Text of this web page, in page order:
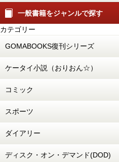
一般書籍をジャンルで探す
カテゴリー
GOMABOOKS復刊シリーズ
ケータイ小説（おりおん☆）
コミック
スポーツ
ダイアリー
ディスク・オン・デマンド(DOD)